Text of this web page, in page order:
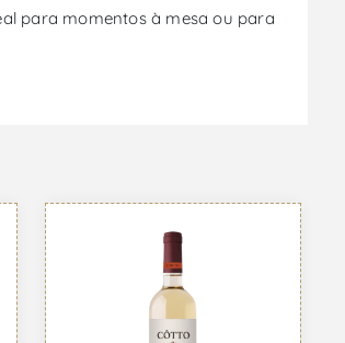
para momentos à mesa ou para